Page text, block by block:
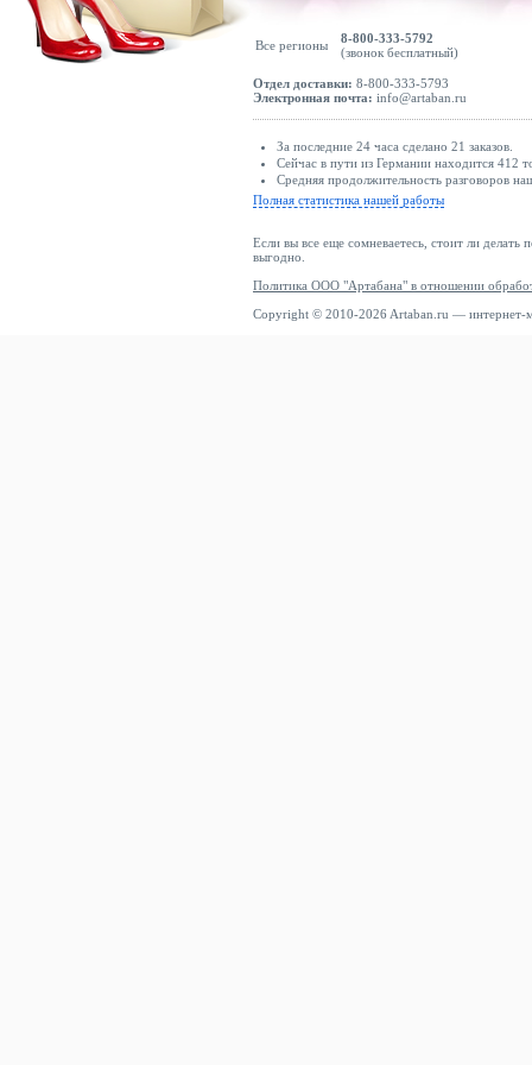
Все регионы
8-800-333-5792
(звонок бесплатный)
Отдел доставки: 8-800-333-5793
Электронная почта: info@artaban.ru
За последние 24 часа сделано 21 заказов.
Сейчас в пути из Германии находится 412
Средняя продолжительность разговоров
Полная статистика нашей работы
Если вы все еще сомневаетесь, стоит ли делать
выгодно.
Политика ООО "Артабана" в отношении
Copyright © 2010-2026 Artaban.ru — интернет-